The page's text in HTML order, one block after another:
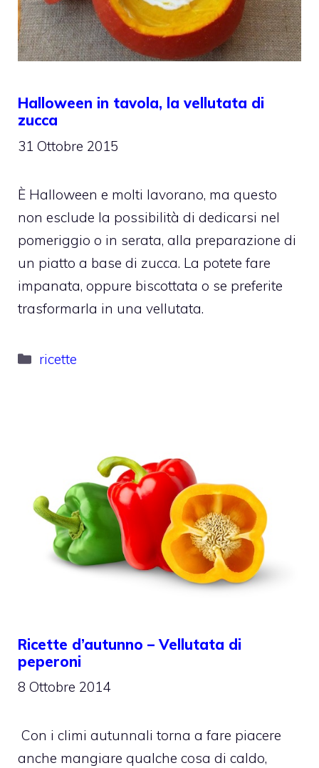
Halloween in tavola, la vellutata di
zucca
31 Ottobre 2015
È Halloween e molti lavorano, ma questo
non esclude la possibilità di dedicarsi nel
pomeriggio o in serata, alla preparazione di
un piatto a base di zucca. La potete fare
impanata, oppure biscottata o se preferite
trasformarla in una vellutata.
Categorie
ricette
Ricette d’autunno – Vellutata di
peperoni
8 Ottobre 2014
Con i climi autunnali torna a fare piacere
anche mangiare qualche cosa di caldo,